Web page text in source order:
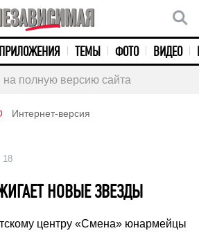
ПРИЛОЖЕНИЯ ТЕМЫ ФОТО ВИДЕО
на полную версию сайта
Интернет-версия
18
НОВЫЕ ЗВЕЗДЫ
центру «Смена» юнармейцы